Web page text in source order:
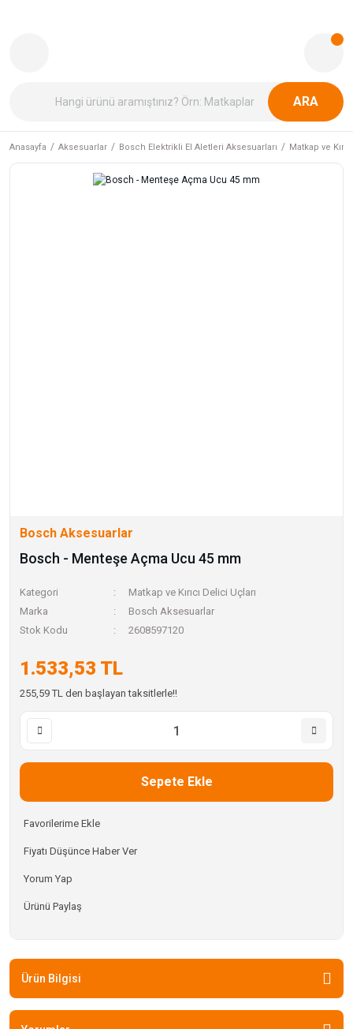
ARA
Anasayfa Aksesuarlar Bosch Elektrikli El Aletleri Aksesuarları Matkap ve
Bosch Aksesuarlar
Bosch - Menteşe Açma Ucu 45 mm
Kategori
Matkap ve Kırıcı Delici Uçları
Marka
Bosch Aksesuarlar
Stok Kodu
2608597120
1.533,53 TL
255,59 TL den başlayan taksitlerle!!
Sepete Ekle
Fiyatı Düşünce Haber Ver
Yorum Yap
Ürünü Paylaş
Ürün Bilgisi